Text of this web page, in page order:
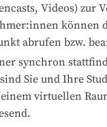
Videos) zur
können
abrufen bzw.
synchron
Sie und Ihre
virtuellen